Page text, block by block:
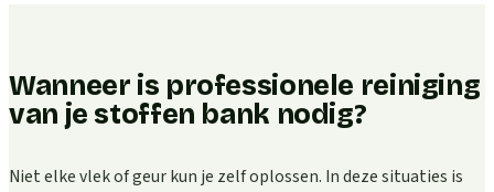
Wanneer is professionele reiniging
van je stoffen bank nodig?
Niet elke vlek of geur kun je zelf oplossen. In deze situaties is